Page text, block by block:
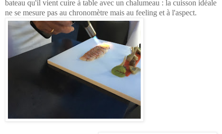
bateau qu'il vient cuire à table avec un chalumeau : la cuisson idéale
ne se mesure pas au chronomètre mais au feeling et à l'aspect.